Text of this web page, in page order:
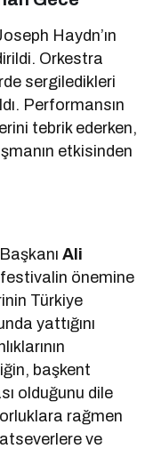
Haydn’ın
Orkestra
sergiledikleri
Performansın
tebrik ederken,
etkisinden
Ali
festivalin önemine
Türkiye
yattığını
başkent
olduğunu dile
rağmen
ve